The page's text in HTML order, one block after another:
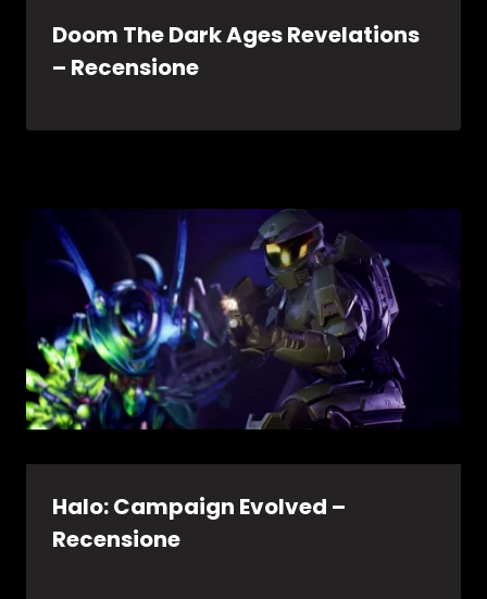
Doom The Dark Ages Revelations
– Recensione
Halo: Campaign Evolved –
Recensione